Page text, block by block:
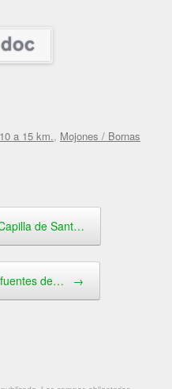
a 15 km., Mojones / Bornas
de Sant…
de… →